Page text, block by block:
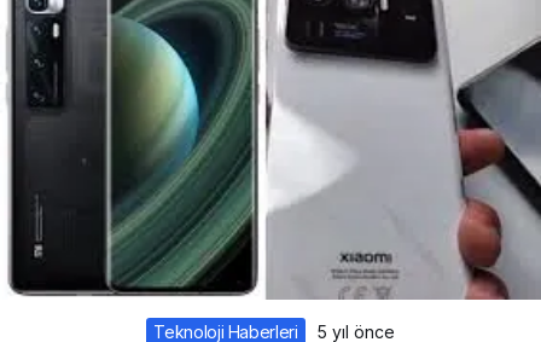
Teknoloji Haberleri 5 yıl önce